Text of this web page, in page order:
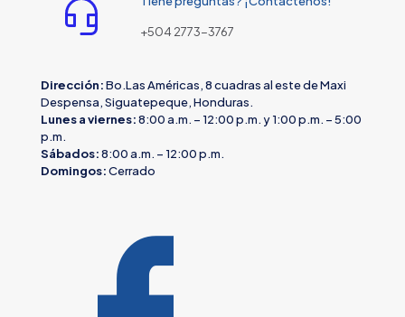
+504 2773-3767
Dirección:Bo.Las Américas, 8 cuadras al este de Maxi
Despensa, Siguatepeque, Honduras.
Lunes a viernes:8:00 a.m. – 12:00 p.m. y 1:00 p.m. – 5:00
p.m.
Sábados:8:00 a.m. – 12:00 p.m.
Domingos:Cerrado